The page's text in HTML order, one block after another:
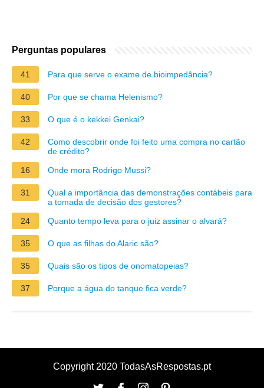
Perguntas populares
41 Para que serve o exame de bioimpedância?
40 Por que se chama Helenismo?
33 O que é o kekkei Genkai?
42
Como descobrir onde foi feito uma compra no cartão
de crédito?
16
Onde mora Rodrigo Mussi?
31
Qual a importância das demonstrações contábeis para
a tomada de decisão dos gestores?
24
Quanto tempo leva para o juiz assinar o alvará?
35 O que as filhas do Alaric são?
35 Quais são os tipos de onomatopeias?
37 Porque a água do tanque fica verde?
Copyright 2020 TodasAsRespostas.pt